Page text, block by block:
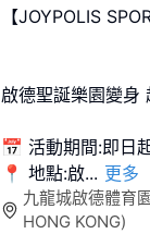
【JOYPOLIS
啟德聖誕樂園變身
📅 活動期間:即日
📍 地點:啟... 更多
九龍城啟德體育
HONG KONG)